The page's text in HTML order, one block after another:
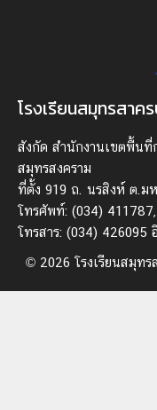
โรงเรียนสมุทรสาค
สังกัด สํานักงานเขตพื้นที่
สมุทรสงคราม
ที่ตั้ง 919 ถ. นรสิงห์ ต.ม
โทรศัพท์: (034)
โทรสาร: (034) 426095
© 2026 โรงเรียนสมุทร